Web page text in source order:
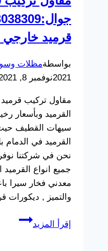
قرميد
في
الدمام
قرميد خارجي
بواسطةمظلات
2021نوفمبر 8, 2021
مقاول تركيب
القرميد وبأسعار
سيهات القطيف
القرميد في الدمام
نحن في شركتنا
جميع انواع
معدني فخار سيرا
والتميز , ديكورات
إقرأ المزيد
مقاول